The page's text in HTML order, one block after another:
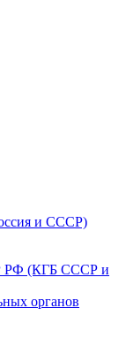
и СССР)
РФ (КГБ СССР и
органов